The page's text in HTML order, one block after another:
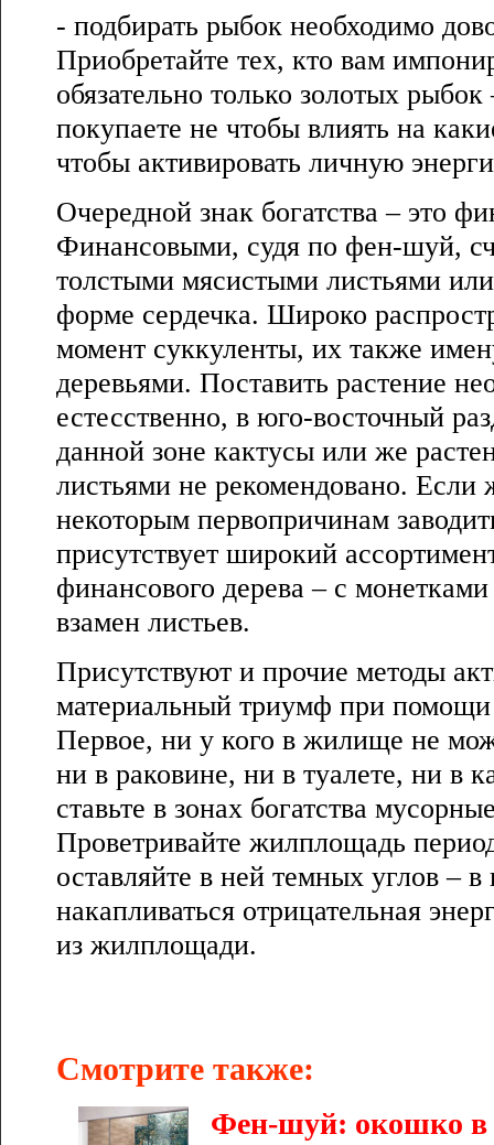
- подбирать рыбок необходимо
Приобретайте тех, кто вам
обязательно только золотых
покупаете не чтобы влиять на
чтобы активировать личную
Очередной знак богатства – это
Финансовыми, судя по фен-шуй,
толстыми мясистыми листьями
форме сердечка. Широко
момент суккуленты, их также
деревьями. Поставить растение
естесственно, в юго-восточный
данной зоне кактусы или же
листьями не рекомендовано. Если
некоторым первопричинам
присутствует широкий
финансового дерева – с
взамен листьев.
Присутствуют и прочие методы
материальный триумф при помощи
Первое, ни у кого в жилище не
ни в раковине, ни в туалете, ни в
ставьте в зонах богатства
Проветривайте жилплощадь
оставляйте в ней темных углов –
накапливаться отрицательная
из жилплощади.
Смотрите также:
Фен-шуй: окошко в